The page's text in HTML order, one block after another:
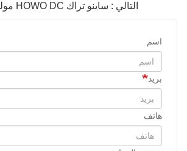
التالي : ساينو تراك HOWO DC مولد VG1560090010
اسم
بريد
هاتف